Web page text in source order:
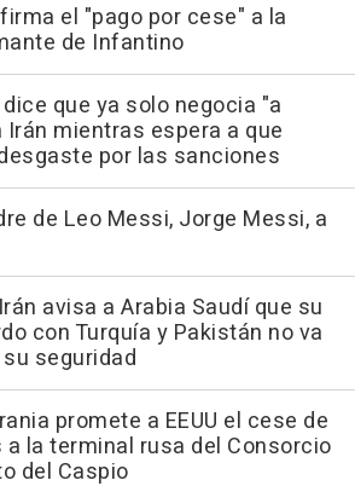
el "pago por cese" a la
de Infantino
que ya solo negocia "a
mientras espera a que
por las sanciones
de Leo Messi, Jorge Messi, a
avisa a Arabia Saudí que su
con Turquía y Pakistán no va
seguridad
promete a EEUU el cese de
la terminal rusa del Consorcio
del Caspio